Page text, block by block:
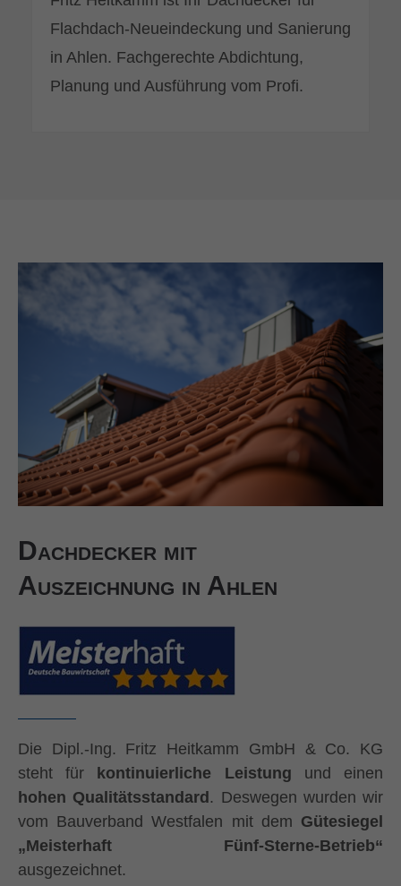
Flachdach-Neueindeckung und Sanierung
in Ahlen. Fachgerechte Abdichtung,
Planung und Ausführung vom Profi.
Dachdecker mit
Auszeichnung in Ahlen
Die Dipl.-Ing. Fritz Heitkamm GmbH & Co. KG
steht für
kontinuierliche Leistung und einen
hohen Qualitätsstandard . Deswegen wurden wir
vom Bauverband Westfalen mit dem Gütesiegel
„Meisterhaft Fünf-Sterne-Betrieb“
ausgezeichnet.